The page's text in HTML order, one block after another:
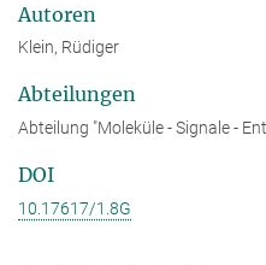
Autoren
Klein, Rüdiger
Abteilungen
Abteilung "Moleküle - Signale -
DOI
10.17617/1.8G